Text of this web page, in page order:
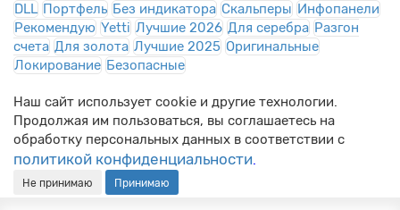
DLL Портфель Без индикатора Скальперы Инфопанели
Рекомендую Yetti Лучшие 2026 Для серебра Разгон
счета Для золота Лучшие 2025 Оригинальные
Локирование Безопасные
Наш сайт использует cookie и другие технологии.
Продолжая им пользоваться, вы соглашаетесь на
обработку персональных данных в соответствии с
политикой конфиденциальности.
Не принимаю Принимаю